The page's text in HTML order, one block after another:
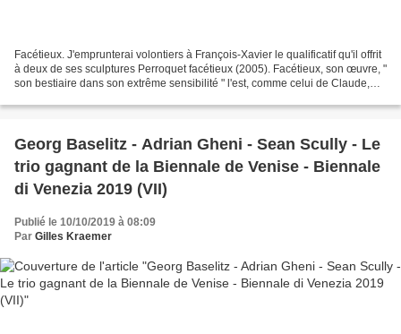
Facétieux. J'emprunterai volontiers à François-Xavier le qualificatif qu'il offrit
à deux de ses sculptures Perroquet facétieux (2005). Facétieux, son œuvre, "
son bestiaire dans son extrême sensibilité " l'est, comme celui de Claude,
Georg Baselitz - Adrian Gheni - Sean Scully - Le
trio gagnant de la Biennale de Venise - Biennale
di Venezia 2019 (VII)
Publié le 10/10/2019 à 08:09
Par Gilles Kraemer